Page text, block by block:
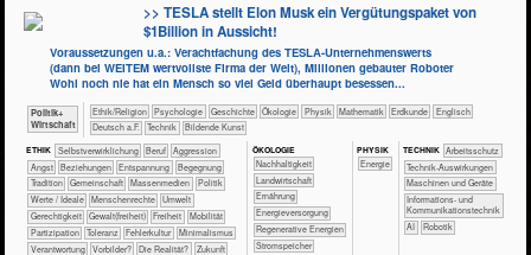
>> TESLA stellt Elon Musk ein Vergütungspaket von
$1Billion in Aussicht!
Voraussetzungen u.a.: Verachtfachung des TESLA-Unternehmenswerts
(dann bei WEITEM wertvollste Firma der Welt), Millionen gebauter Roboter
Wohl noch nie hat ein Mensch so viel Geld überhaupt besessen...
​​​​​​​​​Politik+​
Wirtschaft
​​​​​​​​​​Ethik/​Religion ​​​​​​​​​​Psychologie ​​​​​​​​Geschichte ​​​​​​​​Ökologie ​​​​​​​Physik ​​​​​​Mathematik ​​​​​Erdkunde
​​​​Englisch
​​​Deutsch a.F.
​Technik
Bildende Kunst
ETHIK ​​​​​​​​​​​​​​​​​​​​​​​​​​​​​​​​​​​​​​​​Selbst­verwirklichung ​​​​​​​​​​​​​​​Beruf
​​​​​​​​​​​​​Aggression
​​​​​​​​​​​​​Angst
​​​​​​​​​​​​​Beziehungen ​​​​​​​​​​​​​Entspannung
​​​​​​​​​​​​Begegnung
​​​​​​​​​​​Tradition
​​​​​​​​​​Gemeinschaft ​​​​​​​​​Massenmedien
​​​​​​​​​Politik
​​​​​​​​Werte / Ideale
​​​​​​​Menschenrechte
​​​​​Umwelt
​​​​Gerechtigkeit
​​​​Gewalt(freiheit) ​​​Freiheit
​​​Mobilität
​​​Partizipation
​​​Toleranz ​​Fehlerkultur
​​Minimalismus
​​Verantwortung
​​Vorbilder? ​Die Realität?
​Zukunft
ÖKO​LOGIE
​​​​​​​​​​​​​​​Nachhaltigkeit
​​​​​Landwirtschaft
​​​​Ernährung
​​​Energieversorgung
​​​Regenerative Energien
​​​Stromspeicher
PHY​SIK
​​Energie
TECH​NIK ​​​​​​Arbeitsschutz
​​​​​​Technik-Auswirkungen
​​​​Maschinen und Geräte
​​​Informations- und
Kommunikationstechnik
​​AI
Robotik